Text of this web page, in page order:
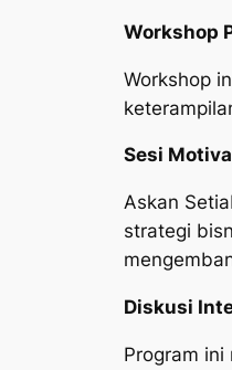
Workshop
Workshop
Sesi
Askan
strategi
Diskusi
Program